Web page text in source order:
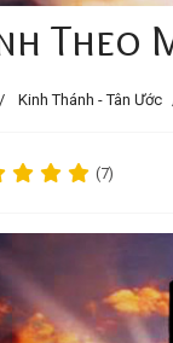
Theo
Kinh Thánh - Tân Ước
(7)